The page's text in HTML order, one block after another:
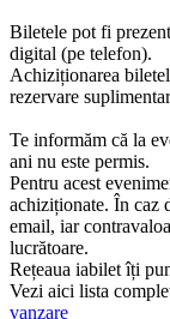
Biletele pot fi
digital (pe telefon).
Achiziționarea
rezervare
Te informăm că la
ani nu este permis.
Pentru acest
achiziționate. În caz
email, iar
lucrătoare.
Rețeaua iabilet îți
Vezi aici lista
vanzare